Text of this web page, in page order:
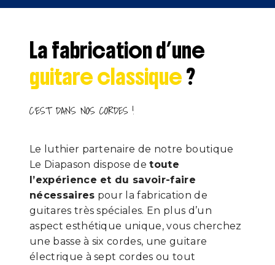
La fabrication d’une
guitare classique?
C’EST DANS NOS CORDES !
Le luthier partenaire de notre boutique
Le Diapason dispose detoute
l’expérience et du savoir-faire
nécessaires pour la fabrication de
guitares très spéciales. En plus d’un
aspect esthétique unique, vous cherchez
une basse à six cordes, une guitare
électrique à sept cordes ou tout